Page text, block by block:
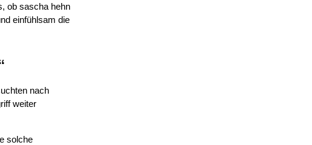
ob sascha hehn
einfühlsam die
nach
weiter
solche